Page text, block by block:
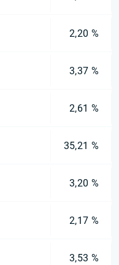
2,20 %
3,37 %
2,61 %
35,21 %
3,20 %
2,17 %
3,53 %